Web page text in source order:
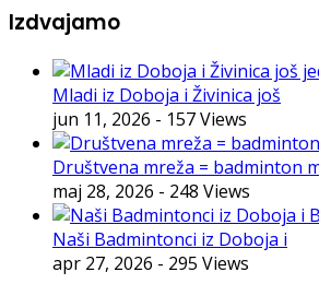
Izdvajamo
Mladi iz Doboja i Živinica još
jun 11, 2026 - 157 Views
Društvena mreža = badminton
maj 28, 2026 - 248 Views
Naši Badmintonci iz Doboja i
apr 27, 2026 - 295 Views